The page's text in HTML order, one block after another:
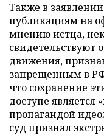
Также в
публикациям на
мнению истца,
свидетельствуют
движения,
запрещенным в
что сохранение
доступе
пропагандой
суд признал